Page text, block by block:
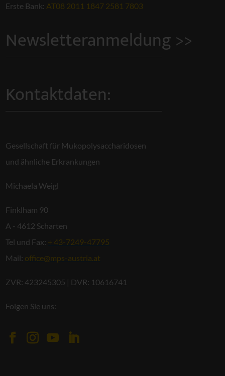
Erste Bank: AT08 2011 1847 2581 7803
Newsletteranmeldung >>
Kontaktdaten:
Gesellschaft für Mukopolysaccharidosen
und ähnliche Erkrankungen
Michaela Weigl
Finklham 90
A - 4612 Scharten
Tel und Fax: + 43-7249-47795
Mail: office@mps-austria.at
ZVR: 423245305 | DVR: 10616741
Folgen Sie uns: